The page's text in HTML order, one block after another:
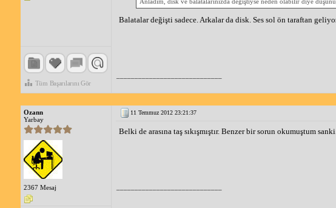
Tüm Başarılarını Gör
Balatalar değişti sadece. Arkalar da disk. Ses sol ön taraftan
Ozann
Yarbay
2367 Mesaj
11 Temmuz 2012 23:21:37
Belki de arasına taş sıkışmıştır. Benzer bir sorun okumuştum